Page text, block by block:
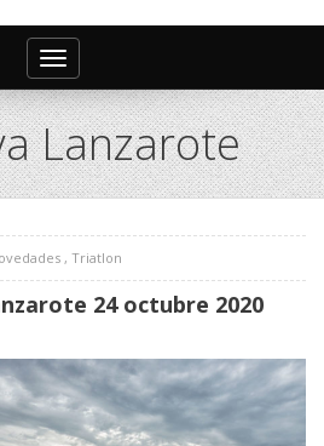
Toggle
navigation
Lanzarote
, Triatlon
24 octubre 2020